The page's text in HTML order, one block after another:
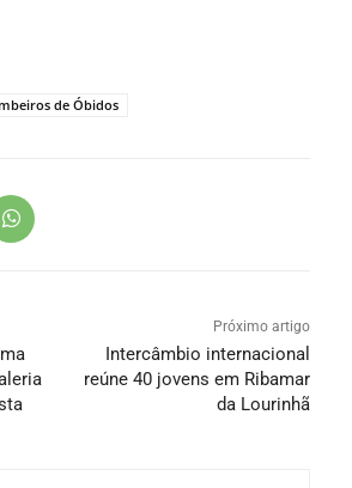
de Óbidos
Próximo artigo
Intercâmbio internacional
reúne 40 jovens em Ribamar
da Lourinhã